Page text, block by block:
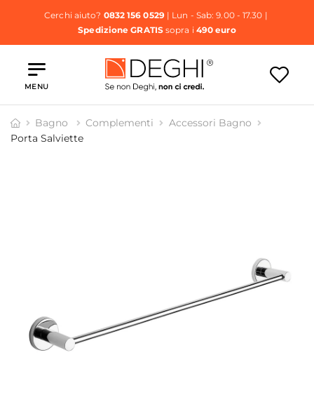
Cerchi aiuto? 0832 156 0529| Lun - Sab: 9.00 - 17.30 |
Spedizione GRATISsopra i 490 euro
MENU
Bagno Complementi
Accessori Bagno
Porta Salviette